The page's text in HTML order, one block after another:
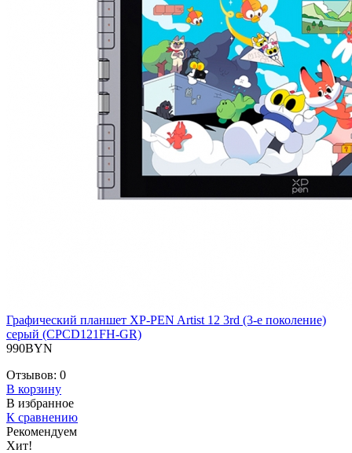
Графический планшет XP-PEN Artist 12 3rd (3-е поколение)
серый (CPCD121FH-GR)
990BYN
Отзывов: 0
В корзину
В избранное
К сравнению
Рекомендуем
Хит!